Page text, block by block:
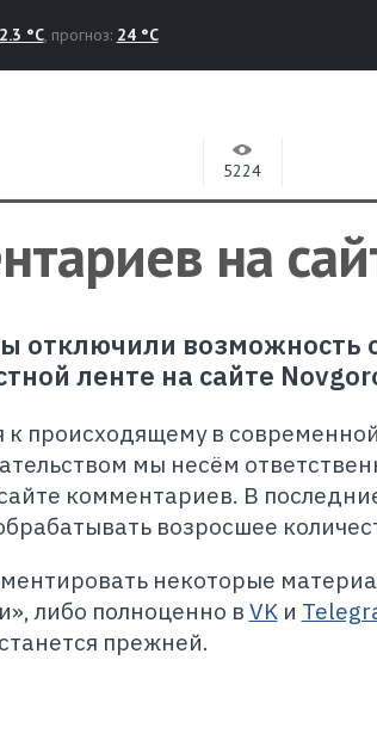
°C, прогноз: 24 °C
5224
на
отключили возможность
ленте на сайте
происходящему в
мы несём
комментариев. В
возросшее
некоторые
либо полноценно в VKи
прежней.